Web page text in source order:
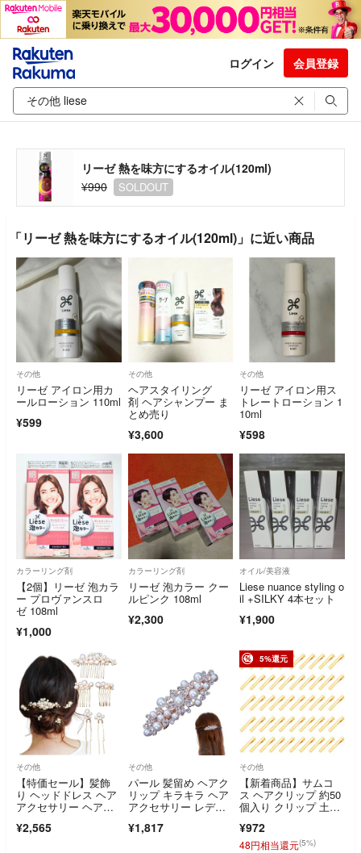
ログイン 会員登録
リーゼ 熱を味方にするオイル(120ml)
¥990
SOLDOUT
「リーゼ 熱を味方にするオイル(120ml)」に近い商品
その他
リーゼ アイロン用カ
ールローション 110ml
¥599
その他
ヘアスタイリング
剤 ヘアシャンプー ま
とめ売り
¥3,600
その他
リーゼ アイロン用ス
トレートローション 1
10ml
¥598
カラーリング剤
【2個】リーゼ 泡カラ
ー プロヴァンスロ
ゼ 108ml
¥1,000
カラーリング剤
リーゼ 泡カラー クー
ルピンク 108ml
¥2,300
オイル/美容液
Liese nuance styling o
il +SILKY 4本セット
¥1,900
その他
【特価セール】髪飾
り ヘッドドレス ヘア
アクセサリー ヘアピ
¥2,565
その他
パール 髪留め ヘアク
リップ キラキラ ヘア
アクセサリー レディ
¥1,817
5%還元
その他
【新着商品】サムコ
ス ヘアクリップ 約50
個入り クリップ 土
¥972
48円相当還元(5%)